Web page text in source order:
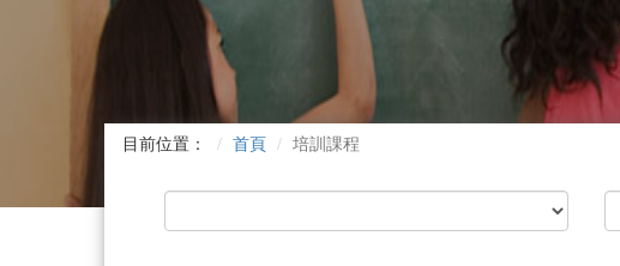
目前位置： 首頁 培訓課程